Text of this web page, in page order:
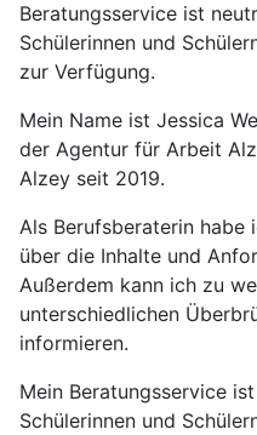
Beratungsservice ist
Schülerinnen und
zur Verfügung.
Mein Name ist Jessica
der Agentur für Arbeit
Alzey seit 2019.
Als Berufsberaterin habe
über die Inhalte und
Außerdem kann ich zu
unterschiedlichen
informieren.
Mein Beratungsservice
Schülerinnen und